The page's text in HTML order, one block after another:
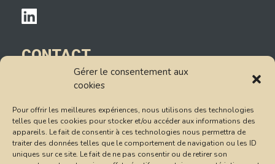
Gérer le consentement aux
cookies
Pour offrir les meilleures expériences, nous utilisons des technologies
telles que les cookies pour stocker et/ou accéder aux informations des
appareils. Le fait de consentir à ces technologies nous permettra de
traiter des données telles que le comportement de navigation ou les ID
uniques sur ce site. Le fait de ne pas consentir ou de retirer son
CONTACT
14, rue du Petit Albi
Tél : 01.78.47.85.85
Formulaire de contact
Conditions Générales de Vente